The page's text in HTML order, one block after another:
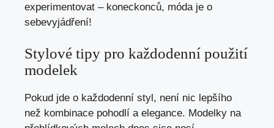
experimentovat – koneckonců, móda je o
sebevyjádření!
Stylové tipy pro každodenní použití
modelek
Pokud jde o každodenní styl, není nic lepšího
než kombinace pohodlí a elegance. Modelky na